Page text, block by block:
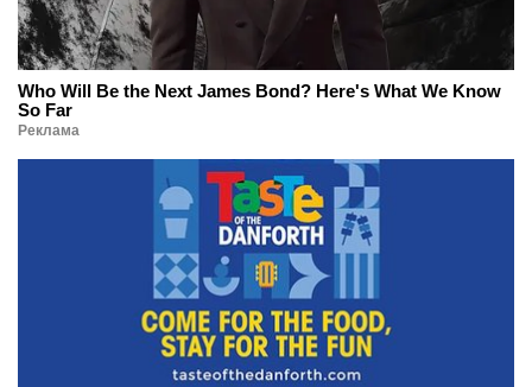
Who Will Be the Next James Bond? Here's What We Know
So Far
Реклама